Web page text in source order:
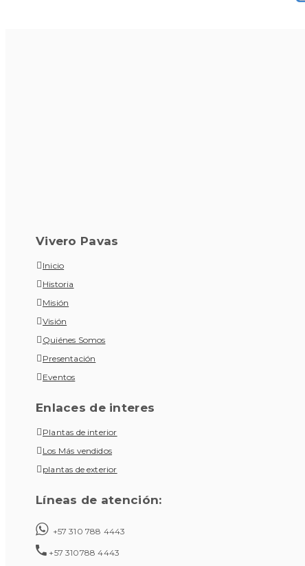
Vivero Pavas
Inicio
Historia
Misión
Visión
Quiénes Somos
Presentación
Eventos
Enlaces de interes
Plantas de interior
Los Más vendidos
plantas de exterior
Líneas de atención:
+57 310 788 4443
+57 310788 4443